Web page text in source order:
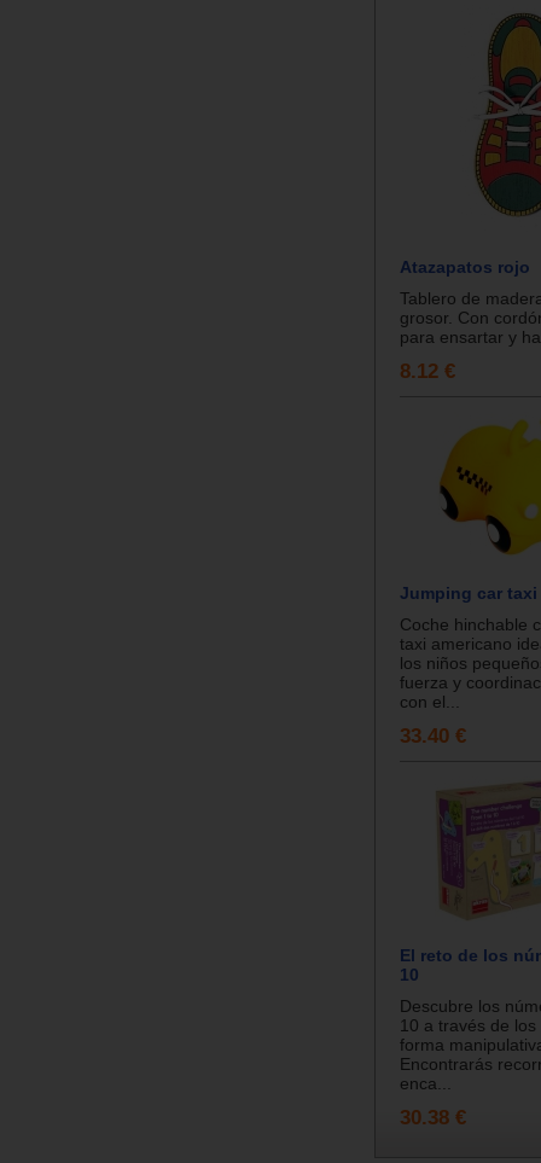
Atazapatos rojo
Tablero de
grosor. Con
para ensartar y
8.12 €
Jumping car taxi
Coche hinchable
taxi americano
los niños
fuerza y
con el...
33.40 €
El reto de los
10
Descubre los
10 a través de
forma
Encontrarás
enca...
30.38 €